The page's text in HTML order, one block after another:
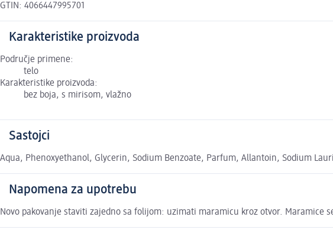
GTIN: 4066447995701
Karakteristike proizvoda
Područje primene:
telo
Karakteristike proizvoda:
bez boja, s mirisom, vlažno
Sastojci
Aqua, Phenoxyethanol, Glycerin, Sodium Benzoate, Parfum, Allantoin, Sodium
Napomena za upotrebu
Novo pakovanje staviti zajedno sa folijom: uzimati maramicu kroz otvor.